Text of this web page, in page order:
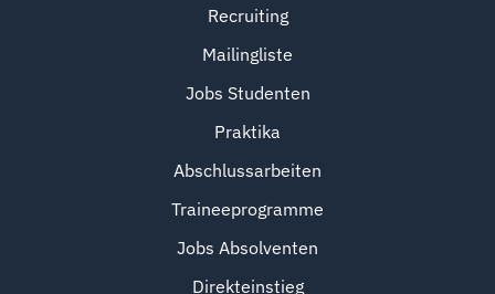
Recruiting
Mailingliste
Jobs Studenten
Praktika
Abschlussarbeiten
Traineeprogramme
Jobs Absolventen
Direkteinstieg